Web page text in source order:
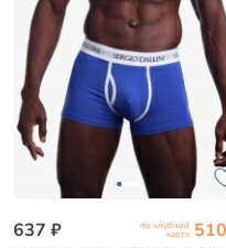
637 ₽ по клубной
карте